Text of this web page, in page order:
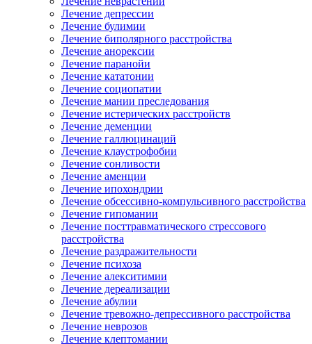
Лечение депрессии
Лечение булимии
Лечение биполярного расстройства
Лечение анорексии
Лечение паранойи
Лечение кататонии
Лечение социопатии
Лечение мании преследования
Лечение истерических расстройств
Лечение деменции
Лечение галлюцинаций
Лечение клаустрофобии
Лечение сонливости
Лечение аменции
Лечение ипохондрии
Лечение обсессивно-компульсивного расстройства
Лечение гипомании
Лечение посттравматического стрессового
расстройства
Лечение раздражительности
Лечение психоза
Лечение алекситимии
Лечение дереализации
Лечение абулии
Лечение тревожно-депрессивного расстройства
Лечение неврозов
Лечение клептомании